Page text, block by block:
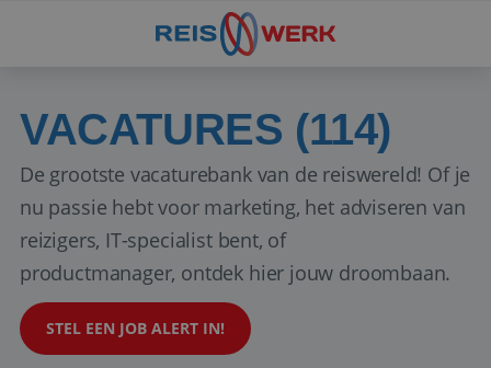
VACATURES (114)
De grootste vacaturebank van de reiswereld! Of je
nu passie hebt voor marketing, het adviseren van
reizigers, IT-specialist bent, of
productmanager, ontdek hier jouw droombaan.
STEL EEN JOB ALERT IN!